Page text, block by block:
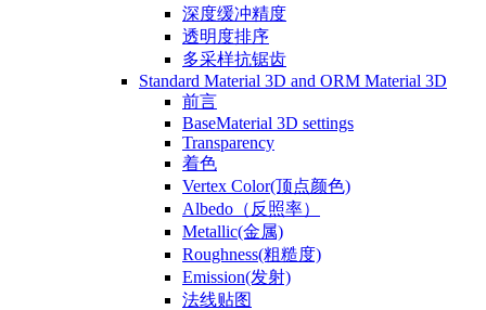
深度缓冲精度
透明度排序
多采样抗锯齿
Standard Material 3D and ORM Material 3D
前言
BaseMaterial 3D settings
Transparency
着色
Vertex Color(顶点颜色)
Albedo（反照率）
Metallic(金属)
Roughness(粗糙度)
Emission(发射)
法线贴图